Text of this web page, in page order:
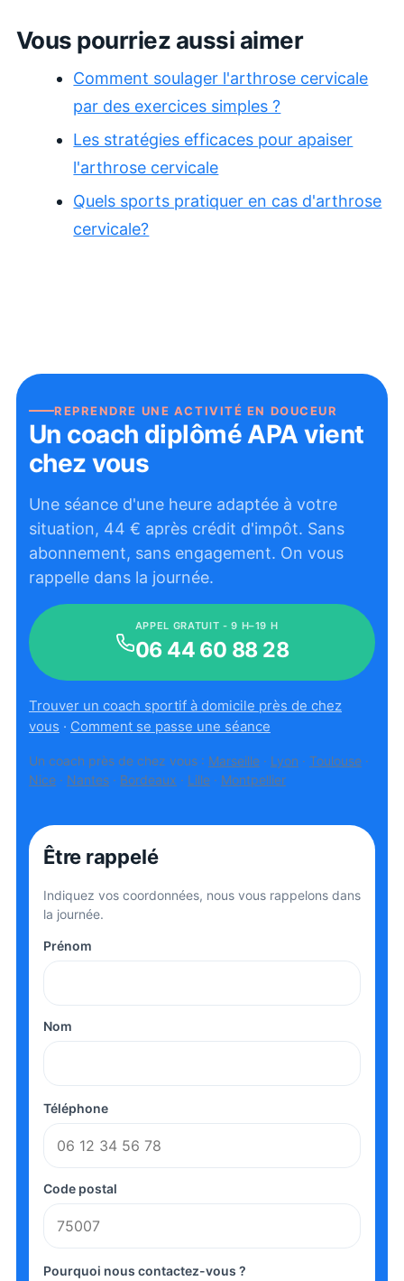
Vous pourriez aussi aimer
Comment soulager l'arthrose cervicale
par des exercices simples ?
Les stratégies efficaces pour apaiser
l'arthrose cervicale
Quels sports pratiquer en cas d'arthrose
cervicale?
REPRENDRE UNE ACTIVITÉ EN DOUCEUR
Un coach diplômé APA vient
chez vous
Une séance d'une heure adaptée à votre
situation, 44 € après crédit d'impôt. Sans
abonnement, sans engagement. On vous
rappelle dans la journée.
APPEL GRATUIT - 9 H–19 H
06 44 60 88 28
Trouver un coach sportif à domicile près de chez
vous · Comment se passe une séance
Un coach près de chez vous : Marseille · Lyon · Toulouse ·
Nice · Nantes · Bordeaux · Lille · Montpellier
Être rappelé
Indiquez vos coordonnées, nous vous rappelons dans
la journée.
Prénom
Nom
Téléphone
Code postal
Pourquoi nous contactez-vous ?